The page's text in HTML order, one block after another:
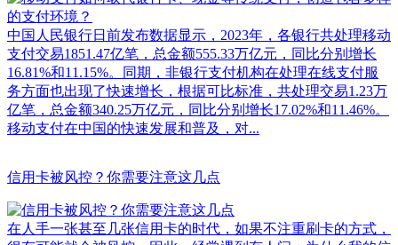
中国人民银行日前发布数据显示，2023年，各银行共处理移动
支付交易1851.47亿笔，总金额555.33万亿元，同比分别增长
16.81%和11.15%。同期，非银行支付机构在处理在线支付服
务方面也出现了快速增长，根据可比标准，共处理交易1.23万
亿笔，总金额340.25万亿元，同比分别增长17.02%和11.46%。
移动支付在中国的快速发展和普及，对...
信用卡被风控？你需要注意这几点
在人手一张甚至几张信用卡的时代，如果不注重刷卡的方式，